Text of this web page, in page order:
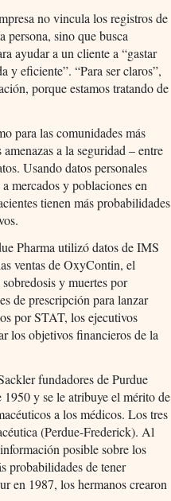
no vincula los registros de
persona, sino que busca
ayudar a un cliente a “gastar
y eficiente”. “Para ser claros”,
porque estamos tratando de
para las comunidades más
a la seguridad – entre
Usando datos personales
mercados y poblaciones en
tienen más probabilidades
Pharma utilizó datos de IMS
ventas de OxyContin, el
y muertes por
de prescripción para lanzar
por STAT, los ejecutivos
los objetivos financieros de la
fundadores de Purdue
y se le atribuye el mérito de
a los médicos. Los tres
(Perdue-Frederick). Al
posible sobre los
probabilidades de tener
en 1987, los hermanos crearon